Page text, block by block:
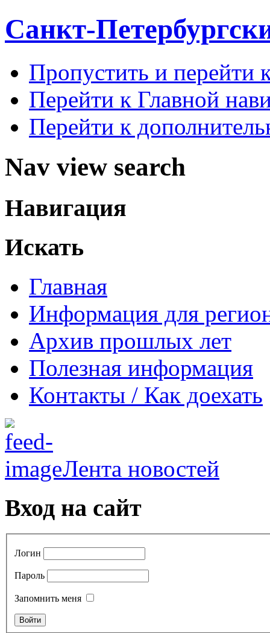
Санкт-
Пропустить и перейти
Перейти к Главной
Перейти к
Nav view search
Навигация
Искать
Главная
Информация для
Архив прошлых лет
Полезная информация
Контакты / Как доехать
Лента новостей
Вход на сайт
Логин
Пароль
Запомнить меня